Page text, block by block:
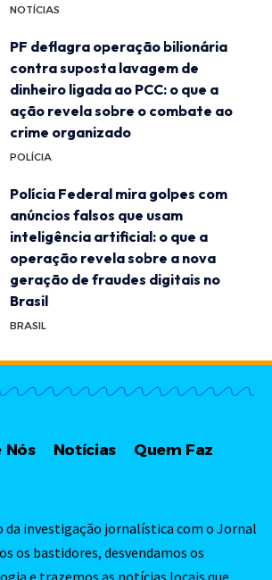
NOTÍCIAS
PF deflagra operação bilionária
contra suposta lavagem de
dinheiro ligada ao PCC: o que a
ação revela sobre o combate ao
crime organizado
POLÍCIA
Polícia Federal mira golpes com
anúncios falsos que usam
inteligência artificial: o que a
operação revela sobre a nova
geração de fraudes digitais no
Brasil
BRASIL
Nós Notícias Quem Faz
da investigação jornalística com o Jornal
os bastidores, desvendamos os
e trazemos as notícias locais que